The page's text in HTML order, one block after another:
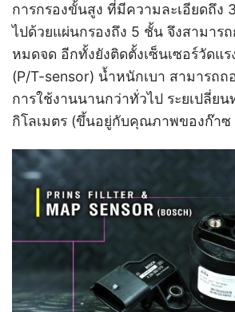
การกรองขั้นสูง ที่มีความละเอียดถึง
ไปด้วยแผ่นกรองถึง 5 ชั้น จึงสามารถ
หมดจด อีกทั้งยังติดตั้งเซ็นเซอร์วัดแ
(P/T-sensor) น้ำหนักเบา สามารถถ
การใช้งานนานกว่าทั่วไป ระยเปลี่ย
กิโลเมตร (ขึ้นอยู่กับคุณภาพของก๊าซ